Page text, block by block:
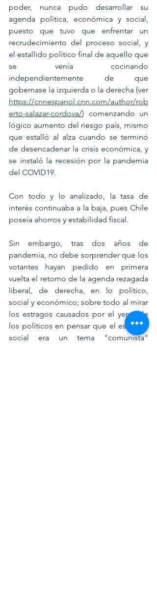
poder, nunca pudo desarrollar su
agenda política, económica y social,
puesto que tuvo que enfrentar un
recrudecimiento del proceso social, y
el estallido político final de aquello que
se venía cocinando
independientemente de que
https://cnnespanol.cnn.com/author/rob
erto-salazar-cordova/) comenzando un
lógico aumento del riesgo país, mismo
que estalló al alza cuando se terminó
de desencadenar la crisis económica, y
se instaló la recesión por la pandemia
del COVID19.
Con todo y lo analizado, la tasa de
interés continuaba a la baja, pues Chile
poseía ahorros y estabilidad fiscal.
Sin embargo, tras dos años de
pandemia, no debe sorprender que los
votantes hayan pedido en primera
vuelta el retorno de la agenda rezagada
liberal, de derecha, en lo político,
social y económico; sobre todo al mirar
los estragos causados por el yerro de
los políticos en pensar que el estallido
social era un tema "comunista"